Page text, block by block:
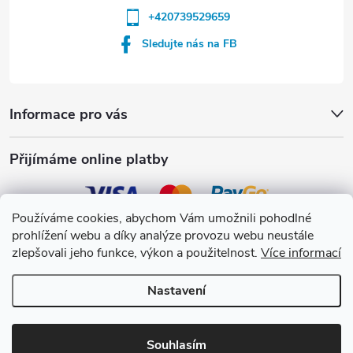
Používáme cookies, abychom Vám umožnili pohodlné
prohlížení webu a díky analýze provozu webu neustále
zlepšovali jeho funkce, výkon a použitelnost. Více informací
Nastavení
Souhlasím
Informace pro vás
Přijímáme online platby
+420739529659
Sledujte nás na FB
Crystalpool s.r.o.
Copyright 2026Crystalpool e-shop. Všechna práva vyhrazena.Upravit
nastavení cookies